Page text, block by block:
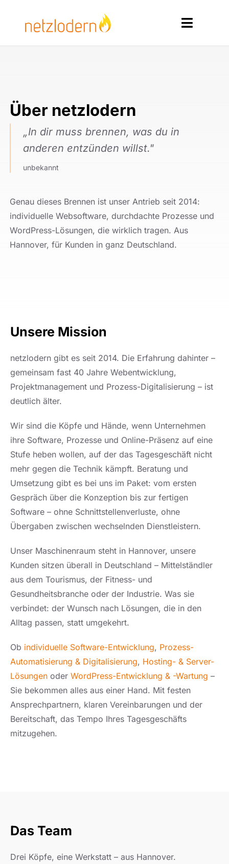
springen
Toggle
Produkte
Ressourcen
Über netzlodern
„In dir muss brennen, was du in
anderen entzünden willst."
unbekannt
Genau dieses Brennen ist unser Antrieb seit 2014:
individuelle Websoftware, durchdachte Prozesse und
WordPress-Lösungen, die wirklich tragen. Aus
Hannover, für Kunden in ganz Deutschland.
Unsere Mission
netzlodern gibt es seit 2014. Die Erfahrung dahinter –
gemeinsam fast 40 Jahre Webentwicklung,
Projektmanagement und Prozess-Digitalisierung – ist
deutlich älter.
Wir sind die Köpfe und Hände, wenn Unternehmen
ihre Software, Prozesse und Online-Präsenz auf eine
Stufe heben wollen, auf der das Tagesgeschäft nicht
mehr gegen die Technik kämpft. Beratung und
Umsetzung gibt es bei uns im Paket: vom ersten
Gespräch über die Konzeption bis zur fertigen
Software – ohne Schnittstellenverluste, ohne
Übergaben zwischen wechselnden Dienstleistern.
Unser Maschinenraum steht in Hannover, unsere
Kunden sitzen überall in Deutschland – Mittelständler
aus dem Tourismus, der Fitness- und
Gesundheitsbranche oder der Industrie. Was sie
verbindet: der Wunsch nach Lösungen, die in den
Alltag passen, statt umgekehrt.
Ob individuelle Software-Entwicklung, Prozess-
Automatisierung & Digitalisierung, Hosting- & Server-
Lösungen oder WordPress-Entwicklung & -Wartung –
Sie bekommen alles aus einer Hand. Mit festen
Ansprechpartnern, klaren Vereinbarungen und der
Bereitschaft, das Tempo Ihres Tagesgeschäfts
mitzugehen.
Das Team
Drei Köpfe, eine Werkstatt – aus Hannover.